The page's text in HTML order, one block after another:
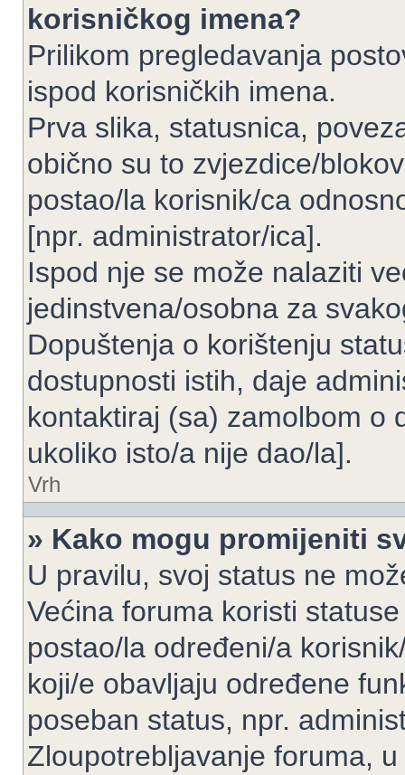
korisničkog imena?
Prilikom pregledavanja
ispod korisničkih imena.
Prva slika, statusnica,
obično su to zvjezdice/
postao/la korisnik/ca
[npr. administrator/ica].
Ispod nje se može nalaziti
jedinstvena/osobna za
Dopuštenja o korištenju
dostupnosti istih, daje
kontaktiraj (sa) zamolbom o
ukoliko isto/a nije dao/la].
Vrh
» Kako mogu promijeniti
U pravilu, svoj status ne
Većina foruma koristi
postao/la određeni/a
koji/e obavljaju određene
poseban status, npr.
Zloupotrebljavanje foruma,